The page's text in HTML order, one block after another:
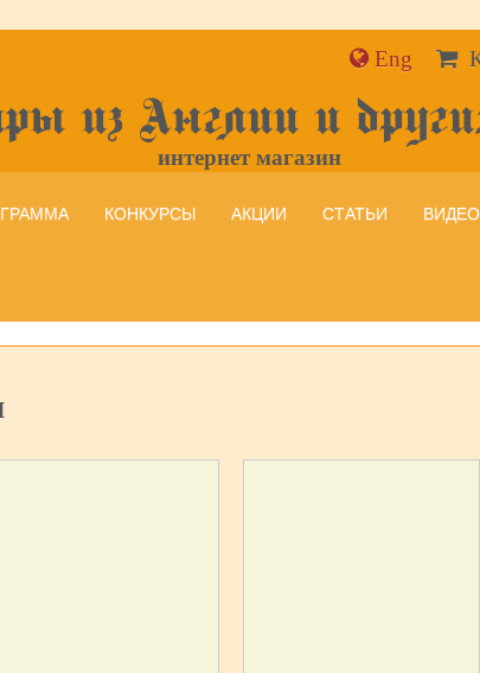
Eng
из Англии и
интернет магазин
КОНКУРСЫ АКЦИИ СТАТЬИ ВИДЕО